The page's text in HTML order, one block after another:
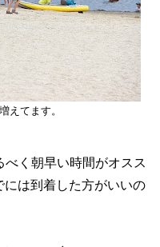
えてます。
く朝早い時間がオスス
には到着した方がいいの